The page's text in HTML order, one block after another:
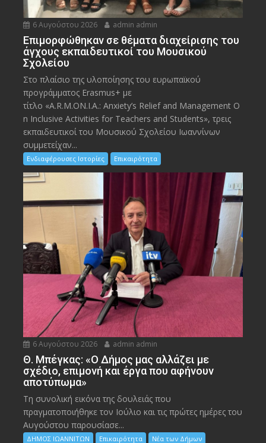
6 Αυγούστου 2026 admin admin
Eπιμορφώθηκαν σε θέματα διαχείρισης του
άγχους εκπαιδευτικοί του Μουσικού
Σχολείου
Στο πλαίσιο της υλοποίησης του ευρωπαϊκού
προγράμματος Erasmus+ με
τίτλο «A.R.M.ON.I.A.: Anxiety’s Relief and Management O
n Inclusive Activities for Teachers and Students», τρεις
εκπαιδευτικοί του Μουσικού Σχολείου Ιωαννίνων
συμμετείχαν...
Ενδιαφέρουσες Ιστορίες Επικαιρότητα
6 Αυγούστου 2026 admin admin
Θ. Μπέγκας: «Ο Δήμος μας αλλάζει με
σχέδιο, επιμονή και έργα που αφήνουν
αποτύπωμα»
Τη συνολική εικόνα της δουλειάς που
πραγματοποιήθηκε τον Ιούλιο και τις πρώτες ημέρες του
Αυγούστου παρουσίασε...
ΔΗΜΟΣ ΙΩΑΝΝΙΤΩΝ Επικαιρότητα Νέα των Δήμων